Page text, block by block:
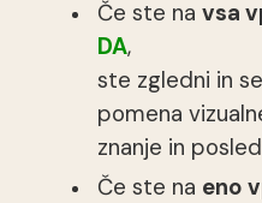
Če ste navsa
DA,
ste zgledni in
pomena
znanje in
Če ste na eno